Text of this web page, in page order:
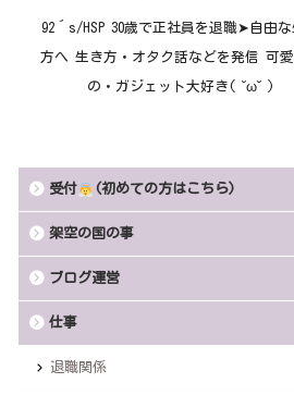
92´s/HSP 30歳で正社員を退職➤自由な
方へ 生き方・オタク話などを発信 可愛
の・ガジェット大好き( ˘ω˘ )
受付 (初めての方はこちら)
架空の国の事
ブログ運営
仕事
退職関係